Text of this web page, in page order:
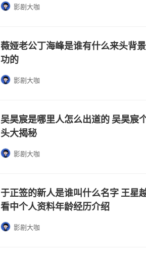
影剧大咖
薇娅老公丁海峰是谁有什么来头背
功的
影剧大咖
吴昊宸是哪里人怎么出道的 吴昊宸
头大揭秘
影剧大咖
于正签的新人是谁叫什么名字 王星
看中个人资料年龄经历介绍
影剧大咖